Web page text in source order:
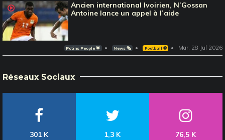
Ancien international Ivoirien, N’Gossan
Antoine lance un appel à l’aide
Potins People 🌟 News 🗞️ Football ⚽️ Mar, 28 Jul 2026
Réseaux Sociaux
301 K
1,3 K
76,5 K